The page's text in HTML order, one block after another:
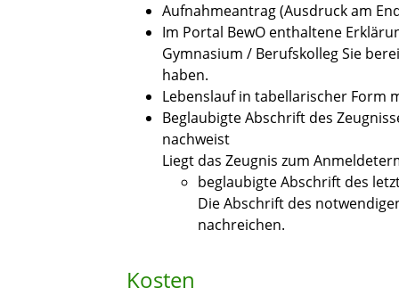
Aufnahmeantrag (Ausdruck am
Im Portal BewO enthaltene
Gymnasium / Berufskolleg Sie
haben.
Lebenslauf in tabellarischer Form
Beglaubigte Abschrift des
nachweist
Liegt das Zeugnis zum
beglaubigte Abschrift des
Die Abschrift des
nachreichen.
Kosten